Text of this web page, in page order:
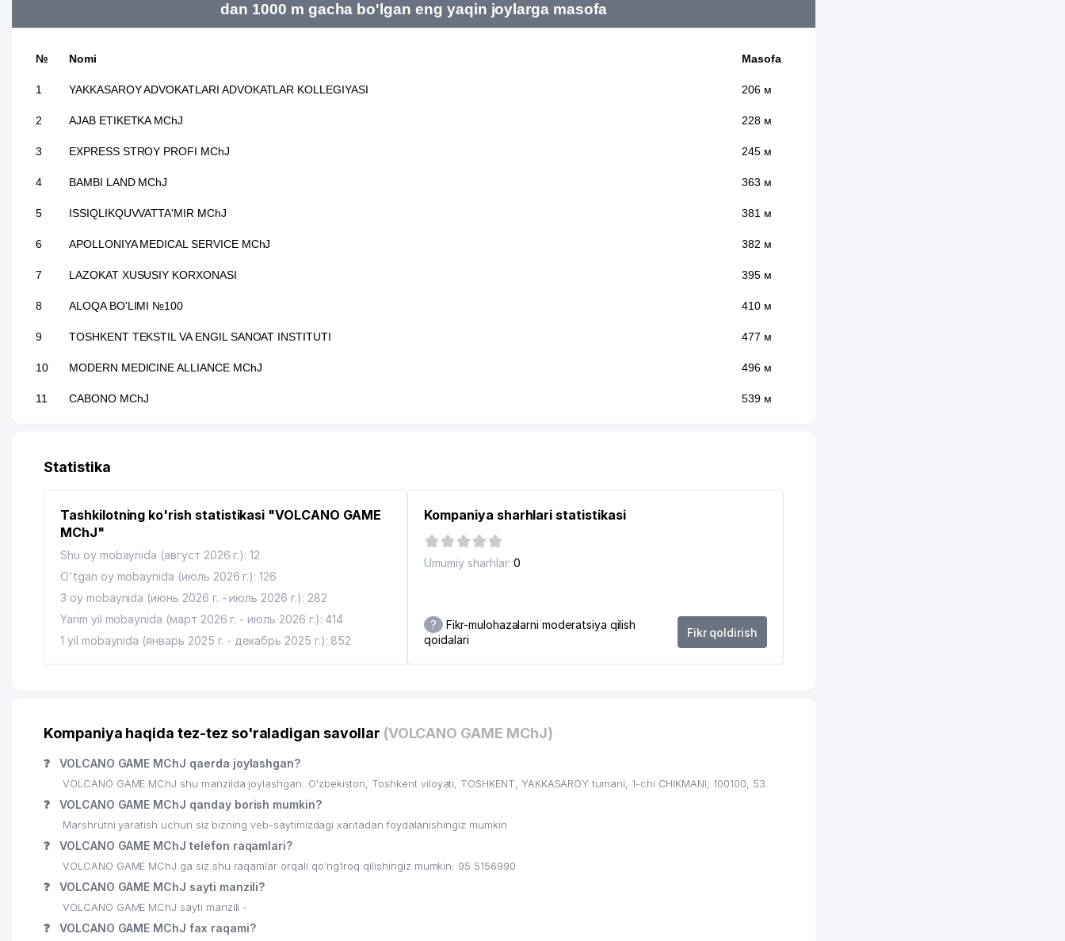
dan 1000 m gacha bo'lgan eng yaqin joylarga masofa
№ Nomi Masofa
1 YAKKASAROY ADVOKATLARI ADVOKATLAR KOLLEGIYASI 206 м
2 AJAB ETIKETKA MChJ 228 м
3 EXPRESS STROY PROFI MChJ 245 м
4 BAMBI LAND MChJ 363 м
5 ISSIQLIKQUVVATTA'MIR MChJ 381 м
6 APOLLONIYA MEDICAL SERVICE MChJ 382 м
7 LAZOKAT XUSUSIY KORXONASI 395 м
8 ALOQA BO'LIMI №100 410 м
9 TOSHKENT TEKSTIL VA ENGIL SANOAT INSTITUTI 477 м
10 MODERN MEDICINE ALLIANCE MChJ 496 м
11 CABONO MChJ 539 м
13 KREATIV STUDIO KARAVAN MChJ
14 CARAVAN GROUP MChJ 593 м
AVDET KRIM TATAR MILLIY MADANIYAT MARKAZI
O'ZBEKISTON EVREY MILLIY MADANIYAT MARKAZI
RESPUBLIKA ESTRADA SIRK KOLLEJI
M.ULUG'BEK NOMLI TOSHKENT XALQARO MAKTABI 623 м
DILRUZ MChJ 624 м
22 BORDUR TECHLONOLOGIES MChJ
23 PROMOTION MChJ
24 ANTEX AJ
DMS EXPRESS MChJ
MEGACOM MChJ
27 INTERNATIONAL LOGISTIC SERVICE MChJ
28 ELAN-EXPRESS MChJ
Statistika
Tashkilotning ko'rish statistikasi "VOLCANO GAME
MChJ"
Shu oy mobaynida (август 2026 г.): 12
O'tgan oy mobaynida (июль 2026 г.): 126
3 oy mobaynida (июнь 2026 г. - июль 2026 г.): 282
Yarim yil mobaynida (март 2026 г. - июль 2026 г.): 414
1 yil mobaynida (январь 2025 г. - декабрь 2025 г.): 852
Kompaniya sharhlari statistikasi
Umumiy sharhlar: 0
?
Fikr-mulohazalarni moderatsiya qilish
qoidalari
Fikr qoldirish
Kompaniya haqida tez-tez so'raladigan savollar (VOLCANO GAME MChJ)
❓ VOLCANO GAME MChJ qaerda joylashgan?
VOLCANO GAME MChJ shu manzilda joylashgan: O'zbekiston, Toshkent viloyati, TOSHKENT, YAKKASAROY tumani, 1-chi CHIKMANI, 100100, 53.
❓ VOLCANO GAME MChJ qanday borish mumkin?
Marshrutni yaratish uchun siz bizning veb-saytimizdagi xaritadan foydalanishingiz mumkin
❓ VOLCANO GAME MChJ telefon raqamlari?
VOLCANO GAME MChJ ga siz shu raqamlar orqali qo’ng’iroq qilishingiz mumkin: 95 5156990
❓ VOLCANO GAME MChJ sayti manzili?
VOLCANO GAME MChJ sayti manzili -
❓ VOLCANO GAME MChJ fax raqami?